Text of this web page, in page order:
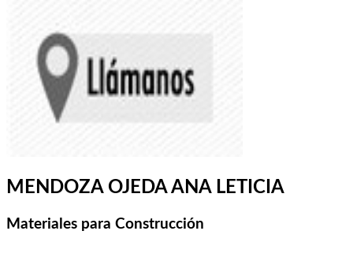
MENDOZA OJEDA ANA LETICIA
Materiales para Construcción